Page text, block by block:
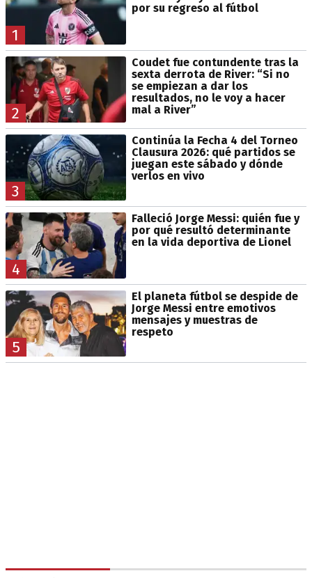
1
por su regreso al fútbol
2
Coudet fue contundente tras la
sexta derrota de River: “Si no
se empiezan a dar los
resultados, no le voy a hacer
mal a River”
3
Continúa la Fecha 4 del Torneo
Clausura 2026: qué partidos se
juegan este sábado y dónde
verlos en vivo
4
Falleció Jorge Messi: quién fue y
por qué resultó determinante
en la vida deportiva de Lionel
5
El planeta fútbol se despide de
Jorge Messi entre emotivos
mensajes y muestras de
respeto